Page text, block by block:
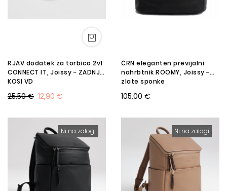
RJAV dodatek za torbico 2v1
CONNECT IT, Joissy - ZADNJI
KOSI VD
12,90 €
25,50 €
ČRN eleganten previjalni
nahrbtnik ROOMY, Joissy -
zlate sponke
105,00 €
Ni na zalogi Ni na zalogi